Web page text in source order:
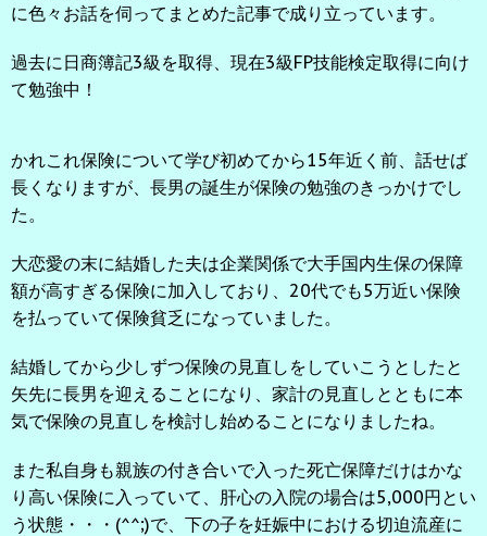
に色々お話を伺ってまとめた記事で成り立っています。
過去に日商簿記3級を取得、現在3級FP技能検定取得に向け
て勉強中！
かれこれ保険について学び初めてから15年近く前、話せば
長くなりますが、長男の誕生が保険の勉強のきっかけでし
た。
大恋愛の末に結婚した夫は企業関係で大手国内生保の保障
額が高すぎる保険に加入しており、20代でも5万近い保険
を払っていて保険貧乏になっていました。
結婚してから少しずつ保険の見直しをしていこうとしたと
矢先に長男を迎えることになり、家計の見直しとともに本
気で保険の見直しを検討し始めることになりましたね。
また私自身も親族の付き合いで入った死亡保障だけはかな
り高い保険に入っていて、肝心の入院の場合は5,000円とい
う状態・・・(^^;)で、下の子を妊娠中における切迫流産に